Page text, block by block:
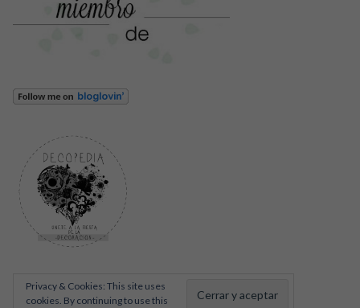
Privacy & Cookies: This site uses
cookies. By continuing to use this